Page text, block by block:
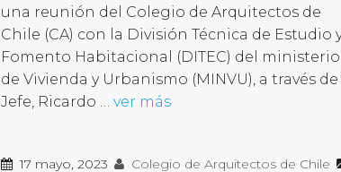
una reunión del Colegio de Arquitectos de
Chile (CA) con la División Técnica de Estudio
Fomento Habitacional (DITEC) del ministerio
de Vivienda y Urbanismo (MINVU), a través de
Jefe, Ricardo … ver más
17 mayo, 2023 Colegio de Arquitectos de Chile